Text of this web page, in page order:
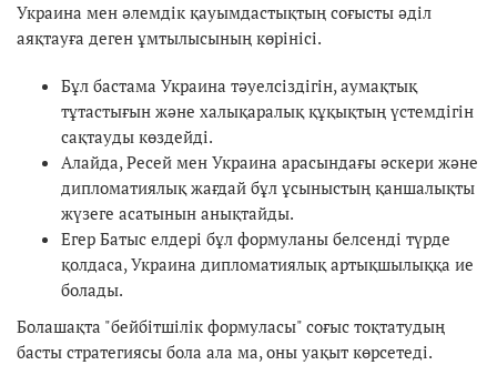
Украина мен әлемдік қауымдастықтың соғысты әділ
аяқтауға деген ұмтылысының көрінісі.
Бұл бастама Украина тәуелсіздігін, аумақтық
тұтастығын және халықаралық құқықтың үстемдігін
сақтауды көздейді.
Алайда, Ресей мен Украина арасындағы әскери және
дипломатиялық жағдай бұл ұсыныстың қаншалықты
жүзеге асатынын анықтайды.
Егер Батыс елдері бұл формуланы белсенді түрде
қолдаса, Украина дипломатиялық артықшылыққа ие
болады.
Болашақта "бейбітшілік формуласы" соғыс тоқтатудың
басты стратегиясы бола ала ма, оны уақыт көрсетеді.